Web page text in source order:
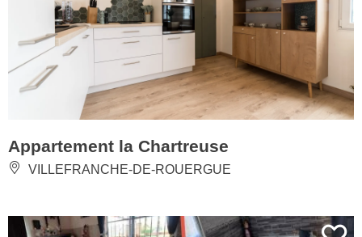
Appartement la Chartreuse
VILLEFRANCHE-DE-ROUERGUE